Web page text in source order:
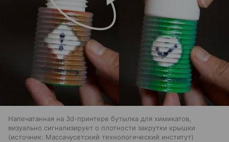
Напечатанная на 3d-принтере бутылка для химикатов,
визуально сигнализирует о плотности закрутки крышки
источник: Массачусетский технологический институт